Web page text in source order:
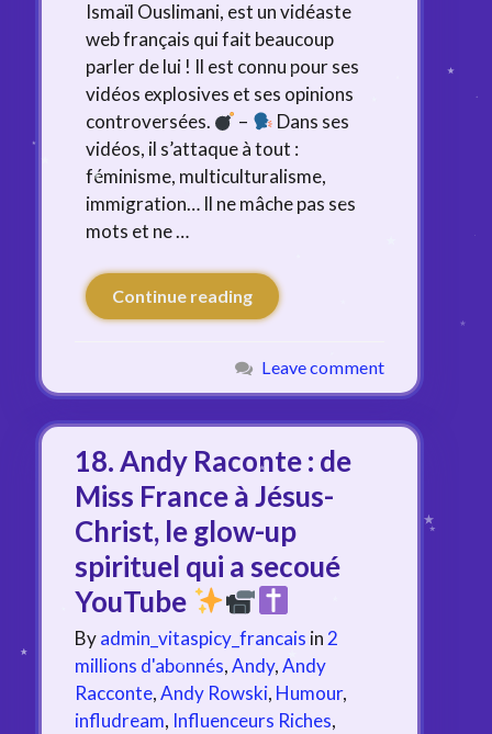
Ismaïl Ouslimani, est un vidéaste
web français qui fait beaucoup
parler de lui ! Il est connu pour ses
vidéos explosives et ses opinions
controversées.
–
Dans ses
vidéos, il s’attaque à tout :
féminisme, multiculturalisme,
immigration… Il ne mâche pas ses
mots et ne …
Continue reading
Leave comment
18. Andy Raconte : de
Miss France à Jésus-
Christ, le glow-up
spirituel qui a secoué
YouTube
Byadmin_vitaspicy_francais in 2
millions d'abonnés,Andy,Andy
Racconte,Andy Rowski, Humour,
infludream, Influenceurs Riches,